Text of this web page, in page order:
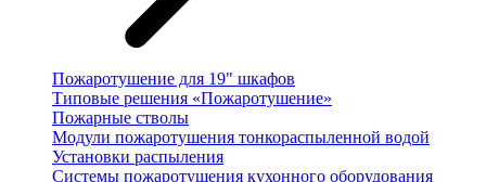
Пожаротушение для 19" шкафов
Типовые решения «Пожаротушение»
Пожарные стволы
Модули пожаротушения тонкораспыленной водой
Установки распыления
Системы пожаротушения кухонного оборудования